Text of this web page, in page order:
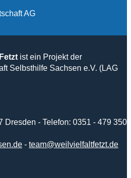
AG
ist ein Projekt der
Selbsthilfe Sachsen e.V. (LAG
Dresden - Telefon: 0351 - 479 350
- team@weilvielfaltfetzt.de